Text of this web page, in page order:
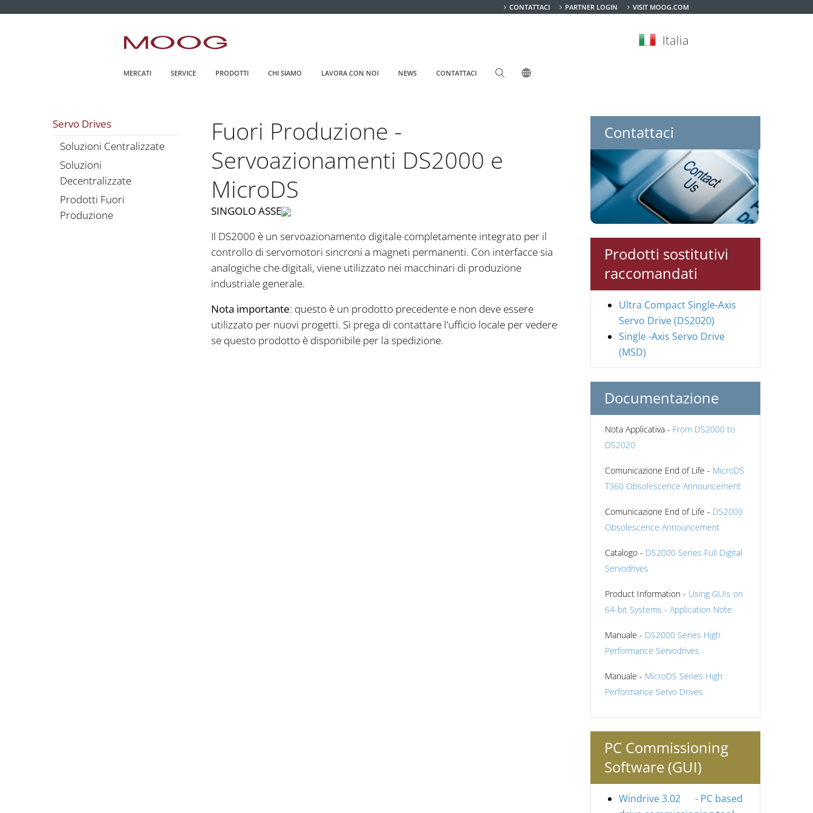
CONTATTACI PARTNER LOGIN
VISIT MOOG.COM
Italia
MERCATI SERVICE PRODOTTI CHI SIAMO LAVORA CON NOI NEWS CONTATTACI
Servo Drives
Soluzioni Centralizzate
Soluzioni
Decentralizzate
Prodotti Fuori
Produzione
Fuori Produzione -
Servoazionamenti DS2000 e
MicroDS
SINGOLO ASSE
Il DS2000 è un servoazionamento digitale completamente integrato per il
controllo di servomotori sincroni a magneti permanenti. Con interfacce sia
analogiche che digitali, viene utilizzato nei macchinari di produzione
industriale generale.
Nota importante: questo è un prodotto precedente e non deve essere
utilizzato per nuovi progetti. Si prega di contattare l'ufficio locale per vedere
se questo prodotto è disponibile per la spedizione.
Contattaci
Prodotti sostitutivi
raccomandati
Ultra Compact Single-Axis
Servo Drive (DS2020)
Single -Axis Servo Drive
(MSD)
Documentazione
Nota Applicativa - From DS2000 to
DS2020
Comunicazione End of Life - MicroDS
T360 Obsolescence Announcement
Comunicazione End of Life - DS2000
Obsolescence Announcement
Catalogo - DS2000 Series Full Digital
Servodrives
Product Information - Using GUIs on
64-bit Systems - Application Note
Manuale - DS2000 Series High
Performance Servodrives
Manuale - MicroDS Series High
Performance Servo Drives
PC Commissioning
Software (GUI)
Windrive 3.02 - PC based